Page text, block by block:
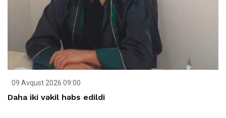
09 Avqust 2026 09:00
Daha iki vəkil həbs edildi